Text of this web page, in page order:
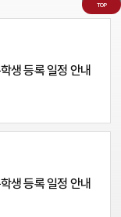
TOP
생 등록 일정 안내
생 등록 일정 안내